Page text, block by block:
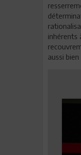
inhérents
aussi